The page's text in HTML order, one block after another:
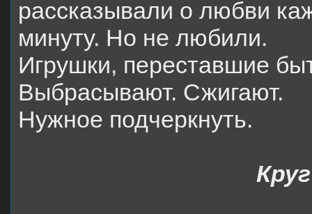
рассказывали о любви
минуту. Но не любили.
Игрушки, переставшие
Выбрасывают. Сжигают.
Нужное подчеркнуть.